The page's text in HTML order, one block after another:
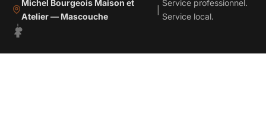
Michel Bourgeois Maison et
Atelier — Mascouche
Service professionnel.
Service local.